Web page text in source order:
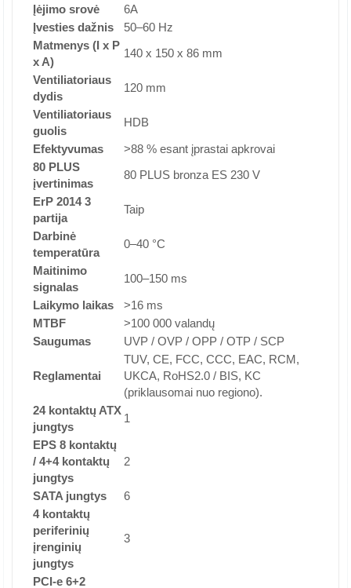
Įėjimo srovė
6A
Įvesties dažnis
50–60 Hz
Matmenys (I x P
x A)
140 x 150 x 86 mm
Ventiliatoriaus
dydis
120 mm
Ventiliatoriaus
guolis
HDB
Efektyvumas
>88 % esant įprastai apkrovai
80 PLUS
įvertinimas
80 PLUS bronza ES 230 V
ErP 2014 3
partija
Taip
Darbinė
temperatūra
0–40 °C
Maitinimo
signalas
100–150 ms
Laikymo laikas
>16 ms
MTBF
>100 000 valandų
Saugumas
UVP / OVP / OPP / OTP / SCP
Reglamentai
TUV, CE, FCC, CCC, EAC, RCM,
UKCA, RoHS2.0 / BIS, KC
(priklausomai nuo regiono).
24 kontaktų ATX
jungtys
1
EPS 8 kontaktų
/ 4+4 kontaktų
jungtys
2
SATA jungtys
6
4 kontaktų
periferinių
įrenginių
jungtys
3
PCI-e 6+2